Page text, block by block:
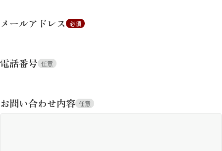
メールアドレス 必須
電話番号 任意
お問い合わせ内容 任意